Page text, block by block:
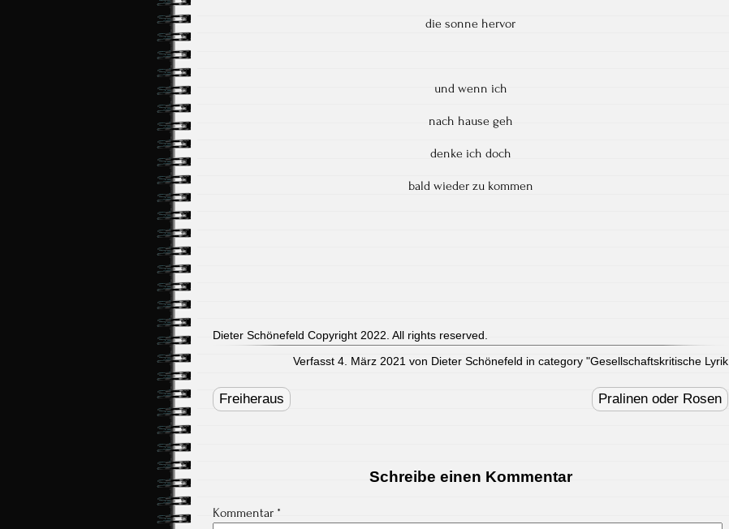
die sonne hervor
und wenn ich
nach hause geh
denke ich doch
bald wieder zu kommen
Dieter Schönefeld Copyright 2022. All rights reserved.
Verfasst 4. März 2021 von Dieter Schönefeld in category "Gesellschaftskritische Lyrik
navigation
Freiheraus Pralinen oder Rosen
Schreibe einen Kommentar
Kommentar *